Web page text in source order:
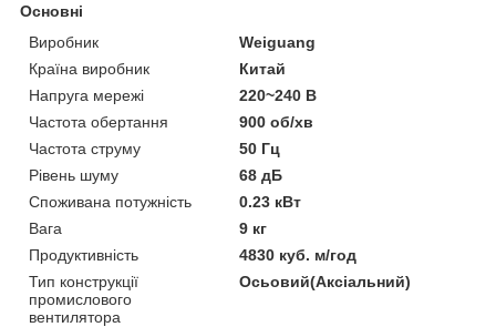
Основні
Виробник
Weiguang
Країна виробник
Китай
Напруга мережі
220~240 В
Частота обертання
900 об/хв
Частота струму
50 Гц
Рівень шуму
68 дБ
Споживана потужність
0.23 кВт
Вага
9 кг
Продуктивність
4830 куб. м/год
Тип конструкції
промислового
вентилятора
Осьовий(Аксіальний)